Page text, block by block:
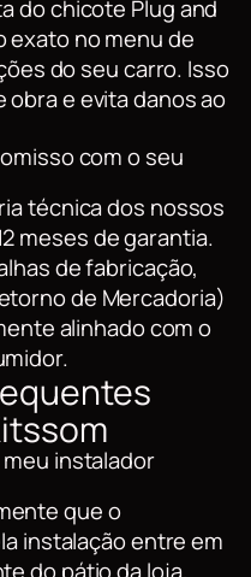
do chicote Plug and
exato no menu de
do seu carro. Isso
e evita danos ao
com o seu
técnica dos nossos
meses de garantia.
de fabricação,
de Mercadoria)
alinhado com o
instalador
que o
instalação entre em